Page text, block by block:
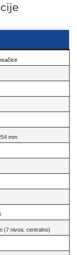
mm
(7 nivoa, centralno)